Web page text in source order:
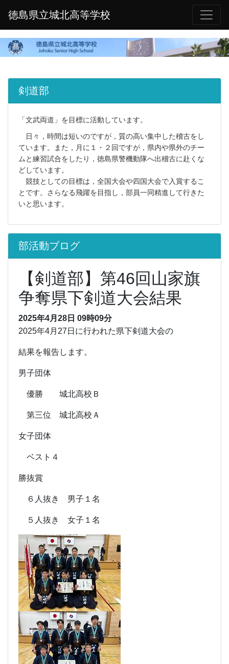
徳島県立城北高等学校
剣道部
「文武両道」を目標に活動しています。
日々，時間は短いのですが，質の高い集中した稽古をし
ています。また，月に１・２回ですが，県内や県外のチー
ムと練習試合をしたり，徳島県警機動隊へ出稽古に赴くな
どしています。
競技としての目標は，全国大会や四国大会で入賞するこ
とです。さらなる飛躍を目指し，部員一同精進して行きた
いと思います。
部活動ブログ
【剣道部】第46回山家旗
争奪県下剣道大会結果
2025年4月28日 09時09分
2025年4月27日に行われた県下剣道大会の
結果を報告します。
男子団体
優勝 城北高校Ｂ
第三位 城北高校Ａ
女子団体
ベスト４
勝抜賞
６人抜き 男子１名
５人抜き 女子１名